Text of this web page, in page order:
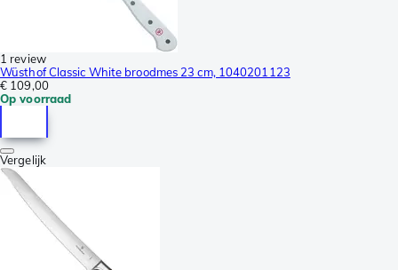
1 review
Wüsthof Classic White broodmes 23 cm, 1040201123
€ 109,00
Op voorraad
Vergelijk